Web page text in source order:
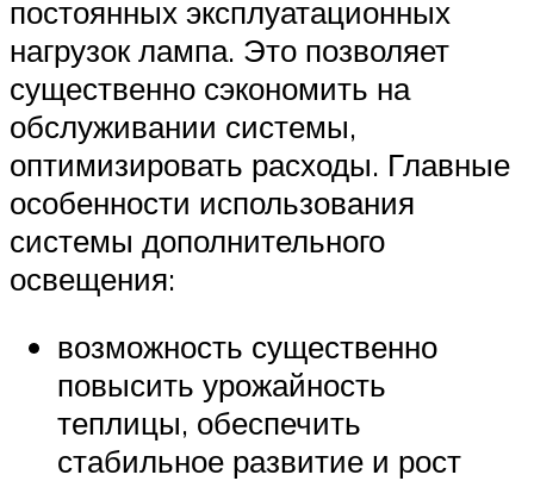
постоянных эксплуатационных
нагрузок лампа. Это позволяет
существенно сэкономить на
обслуживании системы,
оптимизировать расходы. Главные
особенности использования
системы дополнительного
освещения:
возможность существенно
повысить урожайность
теплицы, обеспечить
стабильное развитие и рост